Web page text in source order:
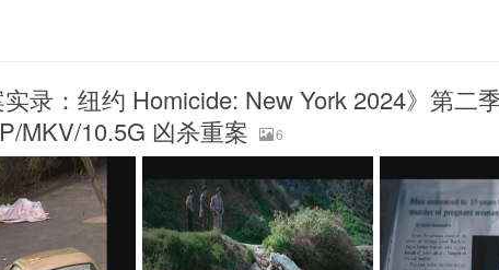
录：纽约 Homicide: New York 2024》第二
MKV/10.5G 凶杀重案
6